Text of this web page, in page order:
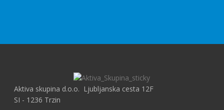
Aktiva skupina d.o.o. Ljubljanska cesta 12F
SI - 1236 Trzin